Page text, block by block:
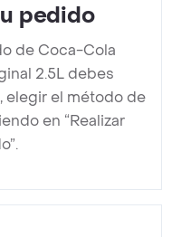
pedido
de Coca-Cola
2.5L debes
elegir el método de
en “Realizar